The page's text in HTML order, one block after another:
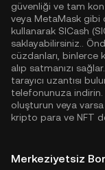
güvenliği ve tam
veya MetaMask
kullanarak SICash
saklayabilirsiniz..
cüzdanları, binlerce
alıp satmanızı
tarayıcı uzantısı
telefonunuza
oluşturun veya
kripto para ve NFT
Merkeziyetsiz